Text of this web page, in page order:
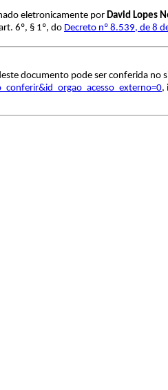
eletronicamente por David Lopes
6º, § 1º, do Decreto nº 8.539, de 8
documento pode ser conferida no
,